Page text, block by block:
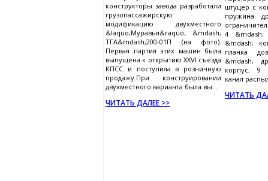
конструкторы завода разработали
грузопассажирскую
модификацию двухместного
&laquo;Муравья&raquo; &mdash;
ТГА&mdash;200-01П (на фото).
Первая партия этих машин была
выпущена к открытию XXVI съезда
КПСС и поступила в розничную
продажу.При конструировании
двухместного варианта была вы...
ЧИТАТЬ ДАЛЕЕ >>
штуцер с
пружина
4 &mdash;
&mdash;
планка
&mdash;
корпус; 9
канал
ЧИТАТЬ